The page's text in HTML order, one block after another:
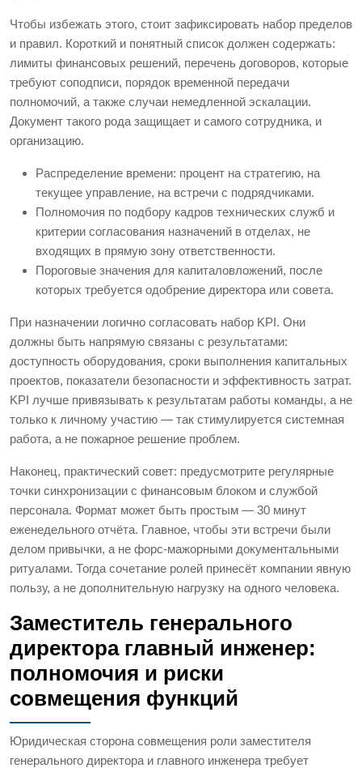
Чтобы избежать этого, стоит зафиксировать набор пределов
и правил. Короткий и понятный список должен содержать:
лимиты финансовых решений, перечень договоров, которые
требуют соподписи, порядок временной передачи
полномочий, а также случаи немедленной эскалации.
Документ такого рода защищает и самого сотрудника, и
организацию.
Распределение времени: процент на стратегию, на
текущее управление, на встречи с подрядчиками.
Полномочия по подбору кадров технических служб и
критерии согласования назначений в отделах, не
входящих в прямую зону ответственности.
Пороговые значения для капиталовложений, после
которых требуется одобрение директора или совета.
При назначении логично согласовать набор KPI. Они
должны быть напрямую связаны с результатами:
доступность оборудования, сроки выполнения капитальных
проектов, показатели безопасности и эффективность затрат.
KPI лучше привязывать к результатам работы команды, а не
только к личному участию — так стимулируется системная
работа, а не пожарное решение проблем.
Наконец, практический совет: предусмотрите регулярные
точки синхронизации с финансовым блоком и службой
персонала. Формат может быть простым — 30 минут
еженедельного отчёта. Главное, чтобы эти встречи были
делом привычки, а не форс-мажорными документальными
ритуалами. Тогда сочетание ролей принесёт компании явную
пользу, а не дополнительную нагрузку на одного человека.
Заместитель генерального
директора главный инженер:
полномочия и риски
совмещения функций
Юридическая сторона совмещения роли заместителя
генерального директора и главного инженера требует